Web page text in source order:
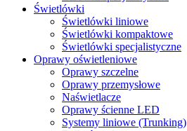
Świetlówki
Świetlówki liniowe
Świetlówki kompaktowe
Świetlówki specjalistyczne
Oprawy oświetleniowe
Oprawy szczelne
Oprawy przemysłowe
Naświetlacze
Oprawy ścienne LED
Systemy liniowe (Trunking)